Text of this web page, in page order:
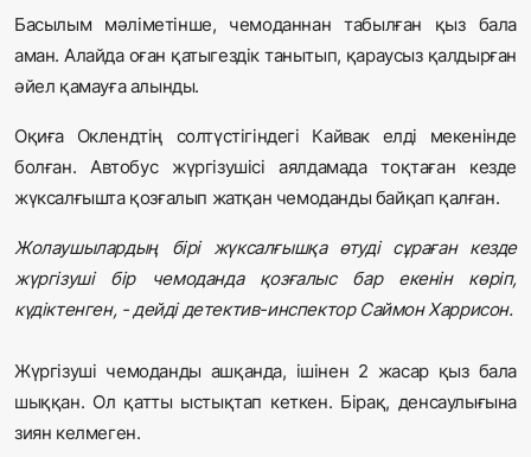
Басылым мәліметінше, чемоданнан табылған қыз бала
аман. Алайда оған қатыгездік танытып, қараусыз қалдырған
әйел қамауға алынды.
Оқиға Оклендтің солтүстігіндегі Кайвак елді мекенінде
болған. Автобус жүргізушісі аялдамада тоқтаған кезде
жүксалғышта қозғалып жатқан чемоданды байқап қалған.
Жолаушылардың бірі жүксалғышқа өтуді сұраған кезде
жүргізуші бір чемоданда қозғалыс бар екенін көріп,
күдіктенген, - дейді детектив-инспектор Саймон Харрисон.
Жүргізуші чемоданды ашқанда, ішінен 2 жасар қыз бала
шыққан. Ол қатты ыстықтап кеткен. Бірақ, денсаулығына
зиян келмеген.